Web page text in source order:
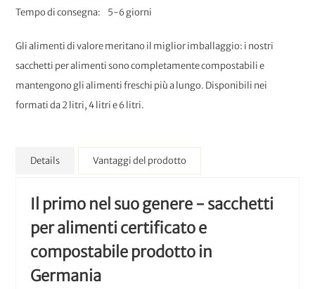
Gli alimenti di valore meritano il miglior imballaggio: i nostri
sacchetti per alimenti sono completamente compostabili e
mantengono gli alimenti freschi più a lungo. Disponibili nei
formati da 2 litri, 4 litri e 6 litri.
Tempo di consegna
5-6 giorni
Details
Il primo nel suo genere - sacchetti
per alimenti certificato e
compostabile prodotto in
Germania
Vantaggi del prodotto